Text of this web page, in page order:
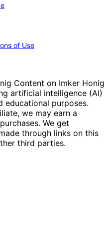
of Use
Content on Imker Honig
artificial intelligence (AI)
educational purposes.
we may earn a
We get
through links on this
third parties.